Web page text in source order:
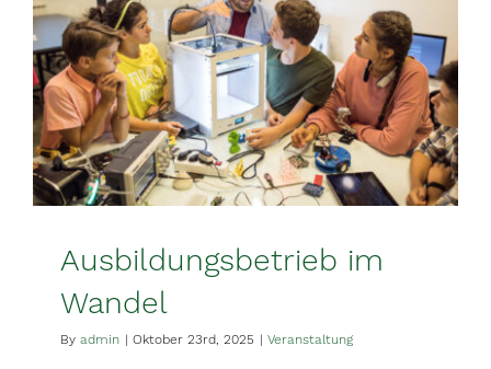
Ausbildungsbetrieb im
Wandel
By admin | Oktober 23rd, 2025 | Veranstaltung